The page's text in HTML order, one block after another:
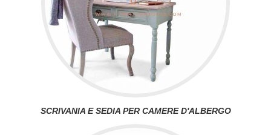
SCRIVANIA E SEDIA PER CAMERE D'ALBERGO